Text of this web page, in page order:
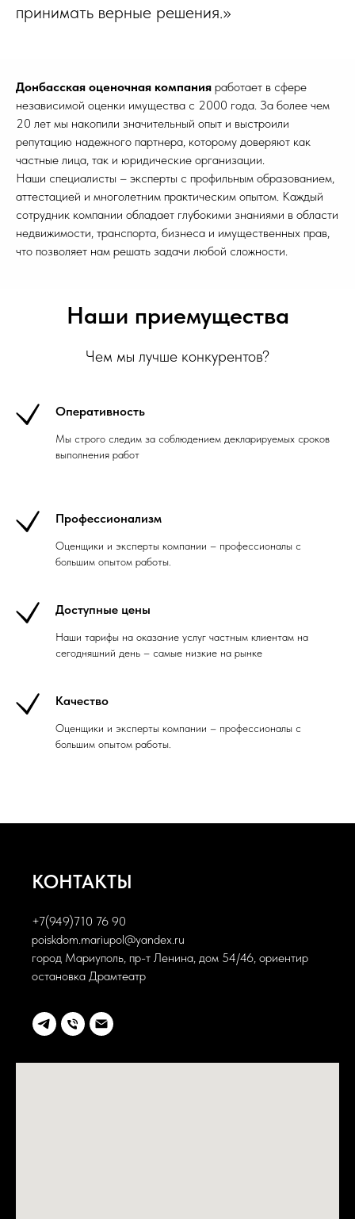
принимать верные решения.»
Донбасская оценочная компания работает в сфере
независимой оценки имущества с 2000 года. За более чем
20 лет мы накопили значительный опыт и выстроили
репутацию надежного партнера, которому доверяют как
частные лица, так и юридические организации.
Наши специалисты – эксперты с профильным образованием,
аттестацией и многолетним практическим опытом. Каждый
сотрудник компании обладает глубокими знаниями в области
недвижимости, транспорта, бизнеса и имущественных прав,
что позволяет нам решать задачи любой сложности.
Наши приемущества
Чем мы лучше конкурентов?
Оперативность
Мы строго следим за соблюдением декларируемых сроков
выполнения работ
Профессионализм
Оценщики и эксперты компании – профессионалы с
большим опытом работы.
Доступные цены
Наши тарифы на оказание услуг частным клиентам на
сегодняшний день – самые низкие на рынке
Качество
Оценщики и эксперты компании – профессионалы с
большим опытом работы.
КОНТАКТЫ
+7(949)710 76 90
poiskdom.mariupol@yandex.ru
город Мариуполь, пр-т Ленина, дом 54/46, ориентир
остановка Драмтеатр